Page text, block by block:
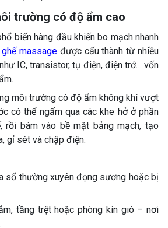
trường có độ ẩm cao
biến hàng đầu khiến bo mạch nhanh
massage được cấu thành từ nhiều
IC, transistor, tụ điện, điện trở… vốn
môi trường có độ ẩm không khí vượt
có thể ngấm qua các khe hở ở phần
rồi bám vào bề mặt bảng mạch, tạo
gỉ sét và chập điện.
sổ thường xuyên đọng sương hoặc bị
tầng trệt hoặc phòng kín gió – nơi